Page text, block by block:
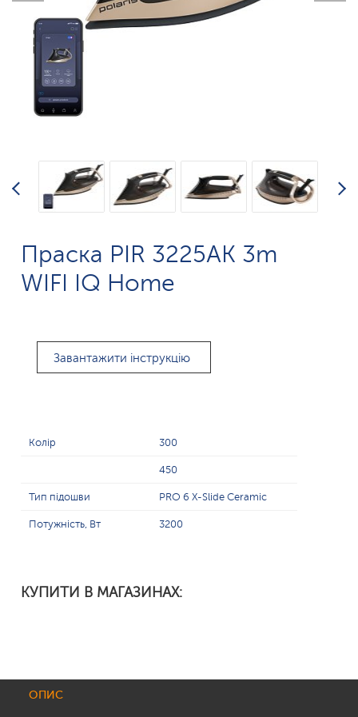
Праска PIR 3225AK 3m
WIFI IQ Home
Завантажити інструкцію
Колір 300
450
Тип підошви PRO 6 X-Slide Ceramic
Потужність, Вт 3200
КУПИТИ В МАГАЗИНАХ:
ОПИС